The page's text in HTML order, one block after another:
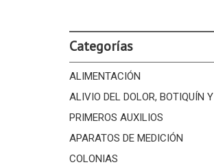
Categorías
ALIMENTACIÓN
ALIVIO DEL DOLOR, BOTIQUÍN Y
PRIMEROS AUXILIOS
APARATOS DE MEDICIÓN
COLONIAS